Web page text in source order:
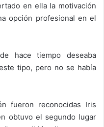
en ella la motivación
opción profesional en el
hace tiempo deseaba
tipo, pero no se había
fueron reconocidas Iris
obtuvo el segundo lugar